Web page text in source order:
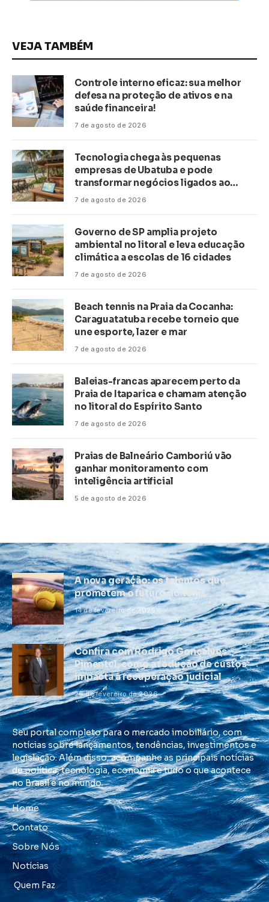
VEJA TAMBÉM
Controle interno eficaz: sua melhor
defesa na proteção de ativos e na
saúde financeira!
7 de agosto de 2026
Tecnologia chega às pequenas
empresas de Ubatuba e pode
transformar negócios ligados ao
turismo no litoral
7 de agosto de 2026
Governo de SP amplia projeto
ambiental no litoral e leva educação
climática a escolas de 16 cidades
7 de agosto de 2026
Beach tennis na Praia da Cocanha:
Caraguatatuba recebe torneio que
une esporte, lazer e mar
7 de agosto de 2026
Baleias-francas aparecem perto da
Praia de Itaparica e chamam atenção
no litoral do Espírito Santo
7 de agosto de 2026
Praias de Balneário Camboriú vão
ganhar monitoramento com
inteligência artificial
5 de agosto de 2026
A nova geração: os talentos que
prometem o futuro do tênis
14 de fevereiro de 2025
Confira com Rodrigo Gonçalves
Pimentel, como a redução de custos
impacta a recuperação judicial
26 de fevereiro de 2026
Seu portal completo para o mercado imobiliário, com
notícias sobre lançamentos, tendências, investimentos e
legislação. Além disso, acompanhe as principais notícias
de política, tecnologia, economia e tudo o que acontece
no Brasil e no mundo.
Home
Contato
Sobre Nós
Notícias
Quem Faz